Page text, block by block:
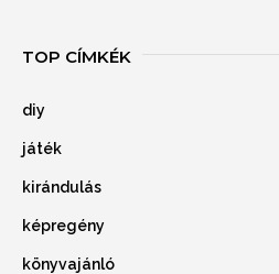
TOP CÍMKÉK
diy
játék
kirándulás
képregény
könyvajánló